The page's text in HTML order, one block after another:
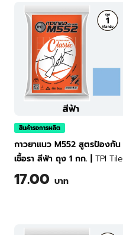
สินค้ารอการผลิต
กาวยาแนว M552 สูตรป้องกัน
เชื้อรา สีฟ้า ถุง 1 กก. | TPI Tile
Grout Classic M552 (Light
Blue) 1 kg
17.00 บาท